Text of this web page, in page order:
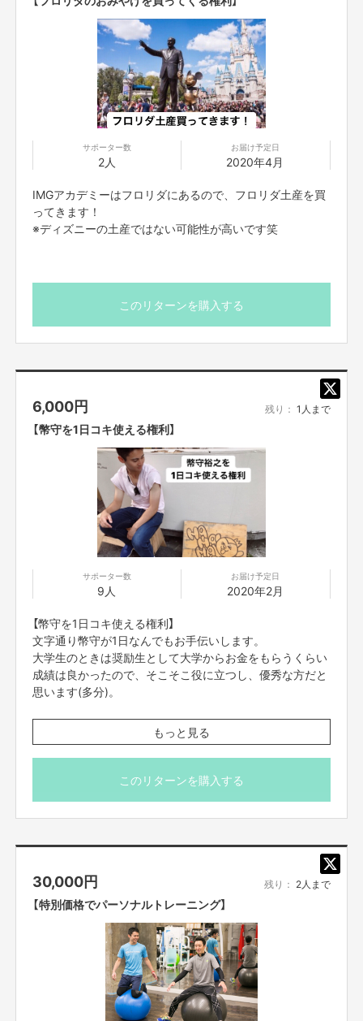
サポーター数
2人
お届け予定日
2020年4月
IMGアカデミーはフロリダにあるので、フロリダ土産を買
ってきます！
※ディズニーの土産ではない可能性が高いです笑
このリターンを購入する
6,000円 残り： 1人まで
【幣守を1日コキ使える権利】
サポーター数
9人
お届け予定日
2020年2月
【幣守を1日コキ使える権利】
文字通り幣守が1日なんでもお手伝いします。
大学生のときは奨励生として大学からお金をもらうくらい
成績は良かったので、そこそこ役に立つし、優秀な方だと
思います(多分)。
※公序良俗に反する行為は行えません。
※トレーニングの提供は別のリターンになります。
※場所によっては別途交通費や宿泊費が必要になる場合が
もっと見る
このリターンを購入する
30,000円 残り： 2人まで
【特別価格でパーソナルトレーニング】